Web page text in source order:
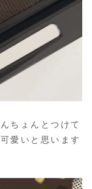
ちょんとつけて
愛いと思います